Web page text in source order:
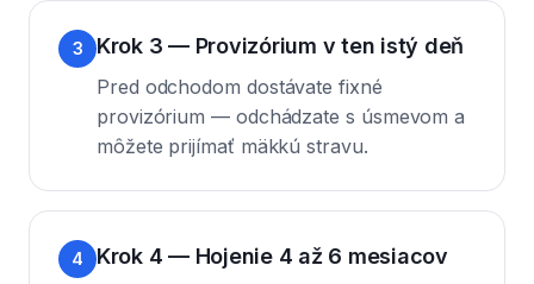
3 Krok 3 — Provizórium v ten istý deň
Pred odchodom dostávate fixné
provizórium — odchádzate s úsmevom a
môžete prijímať mäkkú stravu.
4 Krok 4 — Hojenie 4 až 6 mesiacov